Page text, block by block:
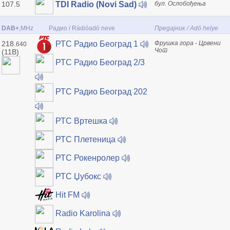
107.5 TDI Radio (Novi Sad) бул. Ослобођења
DAB+,MHz Радио / Rádióadó neve Предајник / Adó helye
218. 640
(11B)
РТС Радио Београд 1
РТС Радио Београд 2/3
РТС Радио Београд 202
РТС Вртешка
РТС Плетеница
РТС Рокенролер
РТС Џубокс
Hit FM
Radio Karolina
Фрушка гора - Црвени
Чот